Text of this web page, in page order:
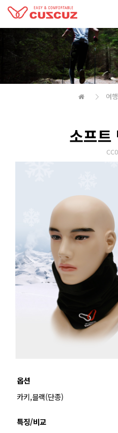
여
소프트
본문
옵션
카키,블랙(단종)
특징/비교